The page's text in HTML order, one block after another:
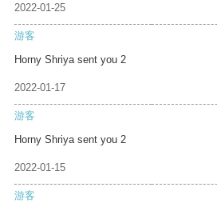
2022-01-25
游客
Horny Shriya sent you 2
2022-01-17
游客
Horny Shriya sent you 2
2022-01-15
游客